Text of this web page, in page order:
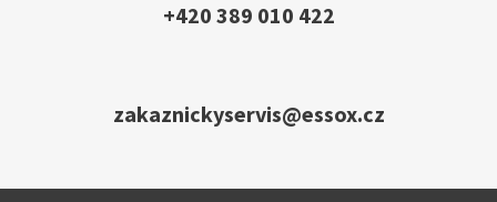
+420 389 010 422
zakaznickyservis@essox.cz